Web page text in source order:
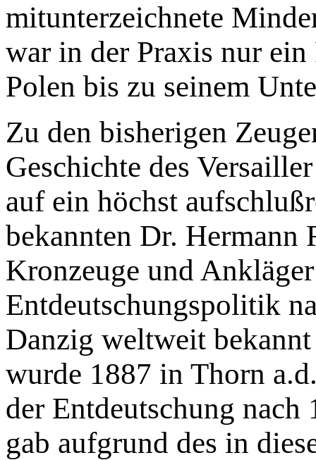
mitunterzeichnete
war in der Praxis nur ein
Polen bis zu seinem
Zu den bisherigen
Geschichte des
auf ein höchst
bekannten Dr. Hermann
Kronzeuge und
Entdeutschungspolitik
Danzig weltweit
wurde 1887 in Thorn
der Entdeutschung nach
gab aufgrund des in